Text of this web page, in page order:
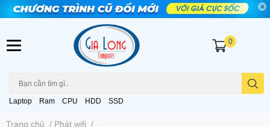
Laptop Ram CPU HDD SSD
0
Trang chủ / Phát wifi /